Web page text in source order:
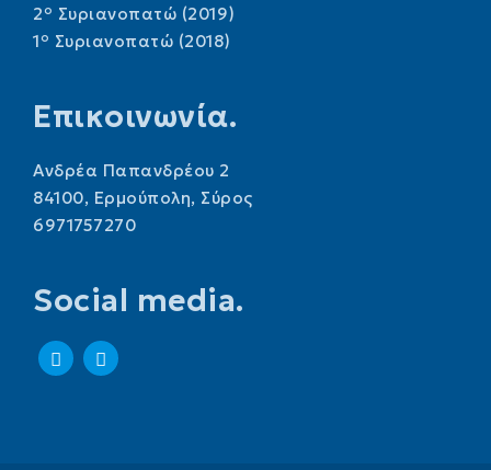
2o Συριανοπατώ (2019)
1o Συριανοπατώ (2018)
Επικοινωνία.
Ανδρέα Παπανδρέου 2
84100, Ερμούπολη, Σύρος
6971757270
Social media.